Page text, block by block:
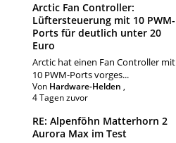
Arctic Fan Controller:
Lüftersteuerung mit 10 PWM-
Ports für deutlich unter 20
Euro
Arctic hat einen Fan Controller mit
10 PWM-Ports vorges...
Von Hardware-Helden ,
4 Tagen zuvor
RE: Alpenföhn Matterhorn 2
Aurora Max im Test